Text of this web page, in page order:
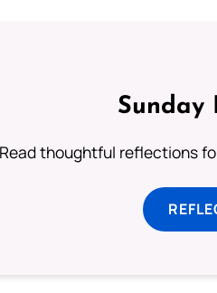
Sunday
Read thoughtful reflections